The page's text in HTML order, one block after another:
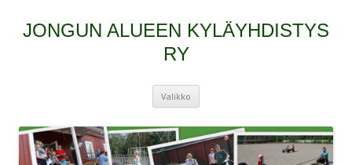
JONGUN ALUEEN KYLÄYHDISTYS
RY
Valikko